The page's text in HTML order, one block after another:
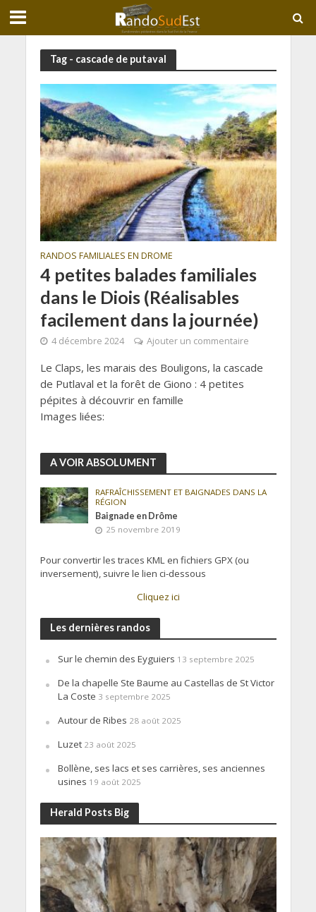
Tag - cascade de putaval
RANDOS FAMILIALES EN DROME
4 petites balades familiales
dans le Diois (Réalisables
facilement dans la journée)
4 décembre 2024 Ajouter un commentaire
Le Claps, les marais des Bouligons, la cascade
de Putlaval et la forêt de Giono : 4 petites
pépites à découvrir en famille
Images liées:
A VOIR ABSOLUMENT
RAFRAÎCHISSEMENT ET BAIGNADES DANS LA
RÉGION
Baignade en Drôme
25 novembre 2019
Pour convertir les traces KML en fichiers GPX (ou
inversement), suivre le lien ci-dessous
Cliquez ici
Les dernières randos
Sur le chemin des Eyguiers 13 septembre 2025
De la chapelle Ste Baume au Castellas de St Victor
La Coste 3 septembre 2025
Autour de Ribes 28 août 2025
Luzet 23 août 2025
Bollène, ses lacs et ses carrières, ses anciennes
usines 19 août 2025
Herald Posts Big